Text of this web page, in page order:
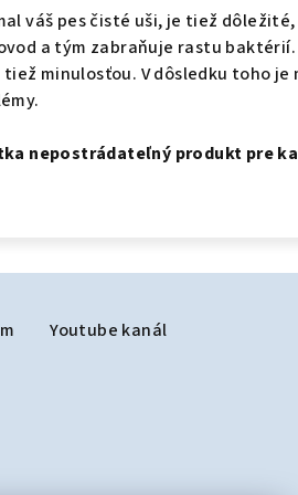
váš pes čisté uši, je tiež
a tým zabraňuje rastu baktérií.
tiež minulosťou. V dôsledku toho
nepostrádateľný produkt pre
Youtube kanál